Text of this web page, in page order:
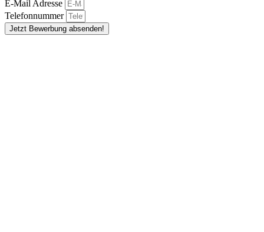
E-Mail Adresse
Telefonnummer
Jetzt Bewerbung absenden!